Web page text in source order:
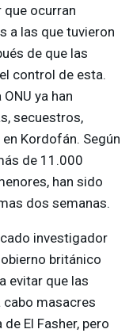
que ocurran
a las que tuvieron
de que las
control de esta.
ONU ya han
secuestros,
Kordofán. Según
de 11.000
han sido
dos semanas.
investigador
británico
evitar que las
cabo masacres
El Fasher, pero